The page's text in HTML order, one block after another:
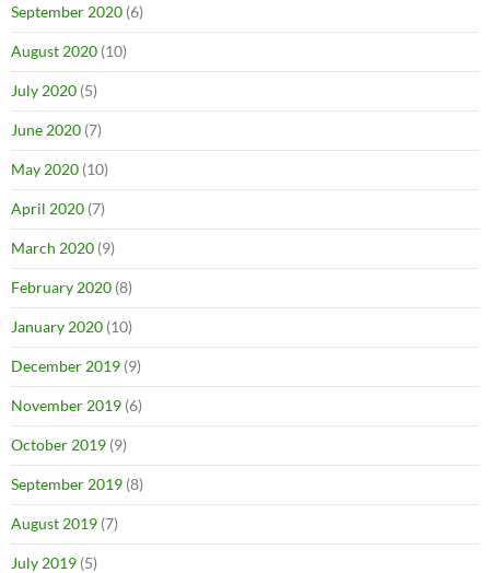
September 2020 (6)
August 2020 (10)
July 2020 (5)
June 2020 (7)
May 2020 (10)
April 2020 (7)
March 2020 (9)
February 2020 (8)
January 2020 (10)
December 2019 (9)
November 2019 (6)
October 2019 (9)
September 2019 (8)
August 2019 (7)
July 2019 (5)